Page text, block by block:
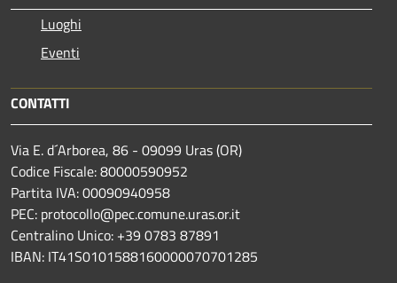
Luoghi
Eventi
CONTATTI
Via E. d´Arborea, 86 - 09099 Uras (OR)
Codice Fiscale: 80000590952
Partita IVA: 00090940958
PEC: protocollo@pec.comune.uras.or.it
Centralino Unico: +39 0783 87891
IBAN: IT41S0101588160000070701285